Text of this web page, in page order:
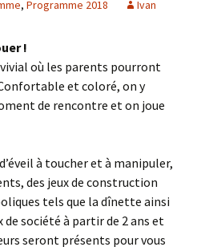
, Programme 2018 Ivan
!
où les parents pourront
et coloré, on y
de rencontre et on joue
à toucher et à manipuler,
des jeux de construction
tels que la dînette ainsi
société à partir de 2 ans et
seront présents pour vous